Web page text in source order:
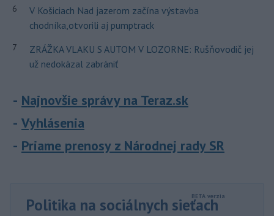
6
V Košiciach Nad jazerom začína výstavba
chodníka,otvorili aj pumptrack
7
ZRÁŽKA VLAKU S AUTOM V LOZORNE: Rušňovodič jej
už nedokázal zabrániť
Najnovšie správy na Teraz.sk
Vyhlásenia
Priame prenosy z Národnej rady SR
Politika na sociálnych sieťach